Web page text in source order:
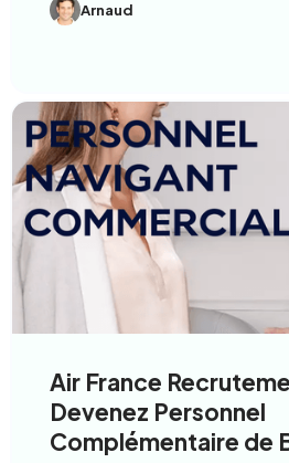
Arnaud
Air France
Devenez Personnel
Complémentaire de